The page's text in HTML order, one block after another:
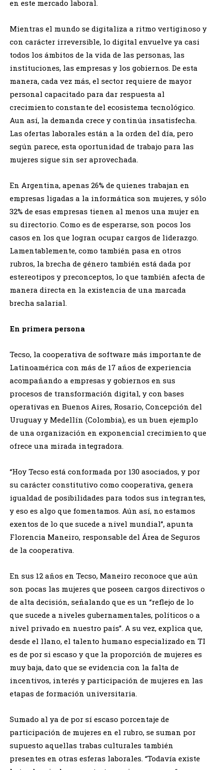
en este mercado laboral.
Mientras el mundo se digitaliza a ritmo vertiginoso y
con carácter irreversible, lo digital envuelve ya casi
todos los ámbitos de la vida de las personas, las
instituciones, las empresas y los gobiernos. De esta
manera, cada vez más, el sector requiere de mayor
personal capacitado para dar respuesta al
crecimiento constante del ecosistema tecnológico.
Aun así, la demanda crece y continúa insatisfecha.
Las ofertas laborales están a la orden del día, pero
según parece, esta oportunidad de trabajo para las
mujeres sigue sin ser aprovechada.
En Argentina, apenas 26% de quienes trabajan en
empresas ligadas a la informática son mujeres, y sólo
32% de esas empresas tienen al menos una mujer en
su directorio. Como es de esperarse, son pocos los
casos en los que logran ocupar cargos de liderazgo.
Lamentablemente, como también pasa en otros
rubros, la brecha de género también está dada por
estereotipos y preconceptos, lo que también afecta de
manera directa en la existencia de una marcada
brecha salarial.
En primera persona
Tecso, la cooperativa de software más importante de
Latinoamérica con más de 17 años de experiencia
acompañando a empresas y gobiernos en sus
procesos de transformación digital, y con bases
operativas en Buenos Aires, Rosario, Concepción del
Uruguay y Medellín (Colombia), es un buen ejemplo
de una organización en exponencial crecimiento que
ofrece una mirada integradora.
“Hoy Tecso está conformada por 130 asociados, y por
su carácter constitutivo como cooperativa, genera
igualdad de posibilidades para todos sus integrantes,
y eso es algo que fomentamos. Aún así, no estamos
exentos de lo que sucede a nivel mundial”, apunta
Florencia Maneiro, responsable del Área de Seguros
de la cooperativa.
En sus 12 años en Tecso, Maneiro reconoce que aún
son pocas las mujeres que poseen cargos directivos o
de alta decisión, señalando que es un “reflejo de lo
que sucede a niveles gubernamentales, políticos o a
nivel privado en nuestro país”. A su vez, explica que,
desde el llano, el talento humano especializado en TI
es de por si escaso y que la proporción de mujeres es
muy baja, dato que se evidencia con la falta de
incentivos, interés y participación de mujeres en las
etapas de formación universitaria.
Sumado al ya de por sí escaso porcentaje de
participación de mujeres en el rubro, se suman por
supuesto aquellas trabas culturales también
presentes en otras esferas laborales. “Todavía existe